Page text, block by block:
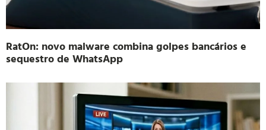
RatOn: novo malware combina golpes bancários e
sequestro de WhatsApp